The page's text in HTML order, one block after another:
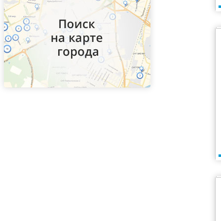
ВДНХ
Верхние Котлы
Верхние Лихоборы
Владыкино
Водный стадион
Войковская